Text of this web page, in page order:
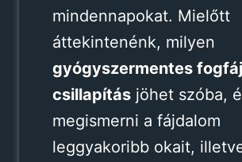
mindennapokat. Mielőtt
áttekintenénk, milyen
gyógyszermentes
csillapításjöhet szóba,
megismerni a fájdalom
leggyakoribb okait,